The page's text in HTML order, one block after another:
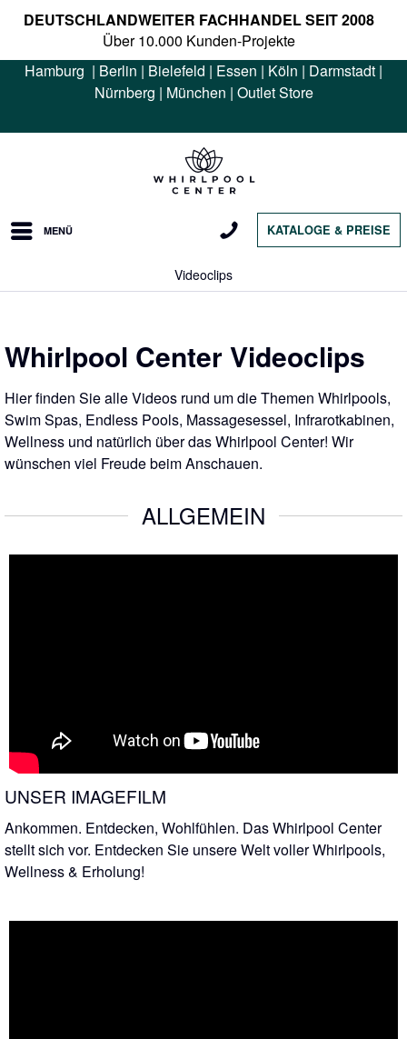
DEUTSCHLANDWEITER FACHHANDEL SEIT 2008
Über 10.000 Kunden-Projekte
Hamburg | Berlin | Bielefeld | Essen | Köln | Darmstadt |
Nürnberg | München | Outlet Store
MENÜ KATALOGE & PREISE
Videoclips
Whirlpool Center Videoclips
Hier finden Sie alle Videos rund um die Themen Whirlpools,
Swim Spas, Endless Pools, Massagesessel, Infrarotkabinen,
Wellness und natürlich über das Whirlpool Center! Wir
wünschen viel Freude beim Anschauen.
ALLGEMEIN
UNSER IMAGEFILM
Ankommen. Entdecken, Wohlfühlen. Das Whirlpool Center
stellt sich vor. Entdecken Sie unsere Welt voller Whirlpools,
Wellness & Erholung!